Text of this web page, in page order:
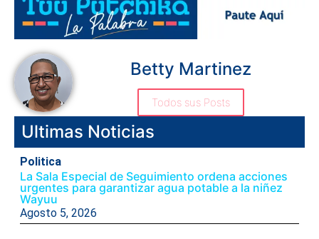
Betty Martinez
Todos sus Posts
Ultimas Noticias
Politica
La Sala Especial de Seguimiento ordena acciones
urgentes para garantizar agua potable a la niñez
Wayuu
Agosto 5, 2026